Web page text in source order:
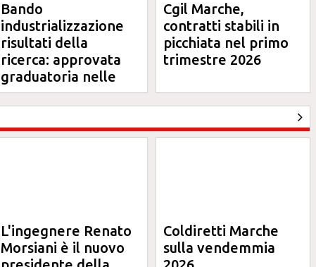
Bando
industrializzazione
risultati della
ricerca: approvata
graduatoria nelle
Marche
Cgil Marche,
contratti stabili in
picchiata nel primo
trimestre 2026
L'ingegnere Renato
Morsiani è il nuovo
Coldiretti Marche
sulla vendemmia